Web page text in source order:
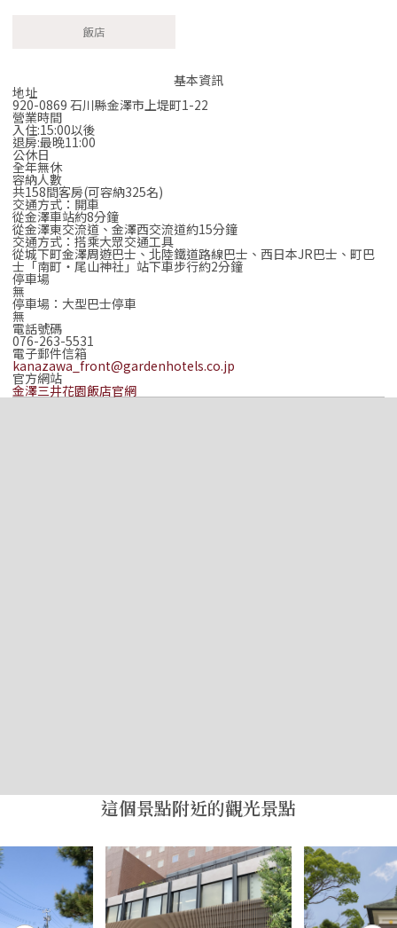
飯店
基本資訊
地址
920-0869 石川縣金澤市上堤町1-22
營業時間
入住:15:00以後
退房:最晚11:00
公休日
全年無休
容納人數
共158間客房(可容納325名)
交通方式：開車
從金澤車站約8分鐘
從金澤東交流道、金澤西交流道約15分鐘
交通方式：搭乘大眾交通工具
從城下町金澤周遊巴士、北陸鐵道路線巴士、西日本JR巴士、町巴
士「南町‧尾山神社」站下車步行約2分鐘
停車場
無
停車場：大型巴士停車
無
電話號碼
076-263-5531
電子郵件信箱
kanazawa_front@gardenhotels.co.jp
官方網站
金澤三井花園飯店官網
這個景點附近的觀光景點